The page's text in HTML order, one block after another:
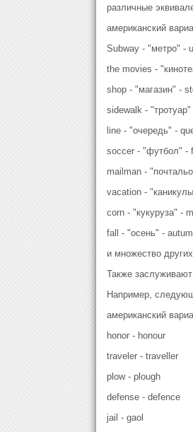
различные
американский
Subway - "метро" -
the movies -
shop - "магазин" -
sidewalk -
line - "очередь" -
soccer - "футбол" -
mailman -
vacation -
corn - "кукуруза" -
fall - "осень" -
и множество
Также
Например,
американский
honor - honour
traveler - traveller
plow - plough
defense - defence
jail - gaol